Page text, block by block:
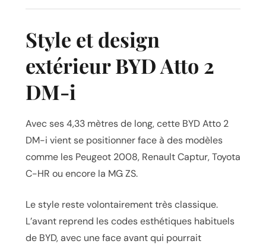
Style et design
extérieur BYD Atto 2
DM-i
Avec ses 4,33 mètres de long, cette BYD Atto 2
DM-i vient se positionner face à des modèles
comme les Peugeot 2008, Renault Captur,Toyota
C-HR ou encore la MG ZS.
Le style reste volontairement très classique.
L’avant reprend les codes esthétiques habituels
de BYD, avec une face avant qui pourrait